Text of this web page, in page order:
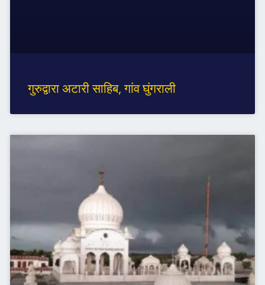
गुरुद्वारा अटारी साहिब, गांव घुंगराली